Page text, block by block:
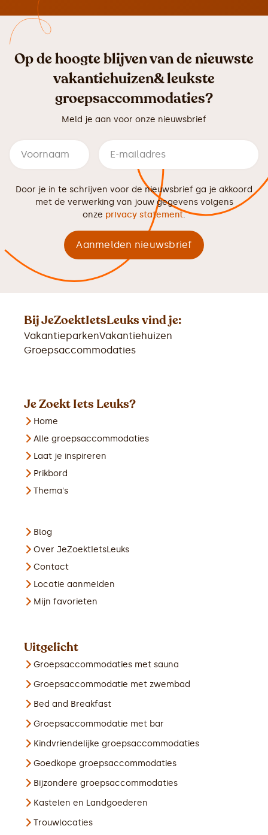
Op de hoogte blijven van de nieuwste
vakantiehuizen& leukste
groepsaccommodaties?
Meld je aan voor onze nieuwsbrief
Door je in te schrijven voor de nieuwsbrief ga je akkoord
met de verwerking van jouw gegevens volgens
onze privacy statement.
Bij JeZoektIetsLeuks vind je:
VakantieparkenVakantiehuizen
Groepsaccommodaties
Je Zoekt Iets Leuks?
Home
Alle groepsaccommodaties
Laat je inspireren
Prikbord
Thema's
Blog
Over JeZoektIetsLeuks
Contact
Locatie aanmelden
Mijn favorieten
Uitgelicht
Groepsaccommodaties met sauna
Groepsaccommodatie met zwembad
Bed and Breakfast
Groepsaccommodatie met bar
Kindvriendelijke groepsaccommodaties
Goedkope groepsaccommodaties
Bijzondere groepsaccommodaties
Kastelen en Landgoederen
Trouwlocaties